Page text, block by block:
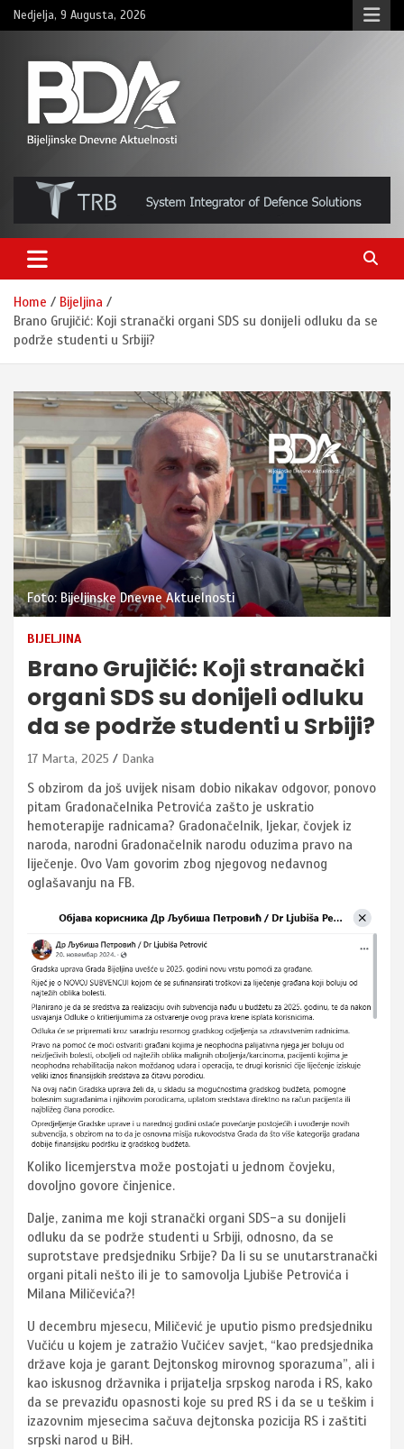
Skip
to
Nedjelja, 9 Augusta, 2026
BNDAN.com
Home
Bijeljina
Brano Grujičić: Koji stranački organi SDS su donijeli odluku da se
podrže studenti u Srbiji?
Foto: Bijeljinske Dnevne Aktuelnosti
BIJELJINA
Brano Grujičić: Koji stranački
organi SDS su donijeli odluku
da se podrže studenti u Srbiji?
17 Marta, 2025 Danka
S obzirom da još uvijek nisam dobio nikakav odgovor, ponovo
pitam Gradonačelnika Petrovića zašto je uskratio
hemoterapije radnicama? Gradonačelnik, ljekar, čovjek iz
naroda, narodni Gradonačelnik narodu oduzima pravo na
liječenje. Ovo Vam govorim zbog njegovog nedavnog
oglašavanju na FB.
Koliko licemjerstva može postojati u jednom čovjeku,
dovoljno govore činjenice.
Dalje, zanima me koji stranački organi SDS-a su donijeli
odluku da se podrže studenti u Srbiji, odnosno, da se
suprotstave predsjedniku Srbije? Da li su se unutarstranački
organi pitali nešto ili je to samovolja Ljubiše Petrovića i
Milana Miličevića?!
U decembru mjesecu, Miličević je uputio pismo predsjedniku
Vučiću u kojem je zatražio Vučićev savjet, “kao predsjednika
države koja je garant Dejtonskog mirovnog sporazuma”, ali i
kao iskusnog državnika i prijatelja srpskog naroda i RS, kako
da se prevaziđu opasnosti koje su pred RS i da se u teškim i
izazovnim mjesecima sačuva dejtonska pozicija RS i zaštiti
srpski narod u BiH.